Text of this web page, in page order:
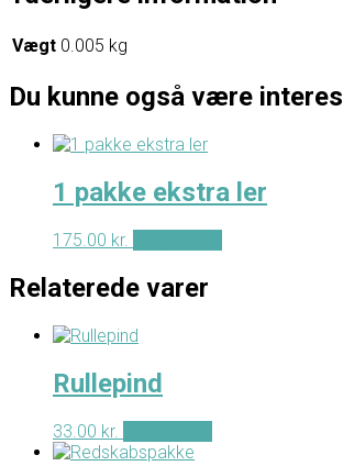
Vægt 0.005 kg
Du kunne også være
1 pakke ekstra ler
175.00 kr.
Relaterede varer
Rullepind
33.00 kr.